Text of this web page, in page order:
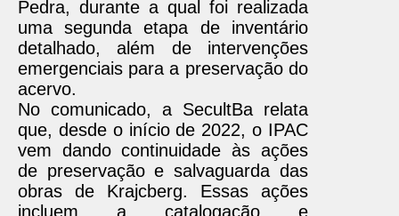
Pedra, durante a qual foi realizada
uma segunda etapa de inventário
detalhado, além de intervenções
emergenciais para a preservação do
acervo.
No comunicado, a SecultBa relata
que, desde o início de 2022, o IPAC
vem dando continuidade às ações
de preservação e salvaguarda das
obras de Krajcberg. Essas ações
incluem a catalogação e